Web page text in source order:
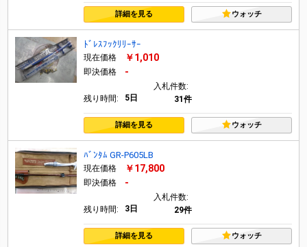
詳細を見る ウォッチ
ﾄﾞﾚｽﾌｯｸﾘﾘｰｻｰ
現在価格 ￥1,010
即決価格 -
残り時間: 5日
入札件数:
31件
詳細を見る ウォッチ
ﾊﾞﾝﾀﾑ GR-P605LB
現在価格 ￥17,800
即決価格 -
残り時間: 3日
入札件数:
29件
詳細を見る ウォッチ